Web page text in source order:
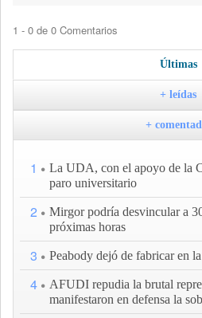
1 - 0 de 0 Comentarios
Últimas
+ leídas
+
1
La UDA, con el apoyo de la
paro universitario
2
Mirgor podría desvincular a
próximas horas
3 Peabody dejó de fabricar en
4
AFUDI repudia la brutal
manifestaron en defensa la